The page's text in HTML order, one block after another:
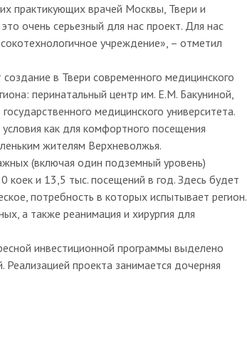
практикующих врачей Москвы, Твери и
очень серьезный для нас проект. Для нас
учреждение», – отметил
в Твери современного медицинского
перинатальный центр им. Е.М. Бакуниной,
медицинского университета.
как для комфортного посещения
жителям Верхневолжья.
(включая один подземный уровень)
коек и 13,5 тыс. посещений в год. Здесь будет
потребность в которых испытывает регион.
а также реанимация и хирургия для
инвестиционной программы выделено
проекта занимается дочерняя